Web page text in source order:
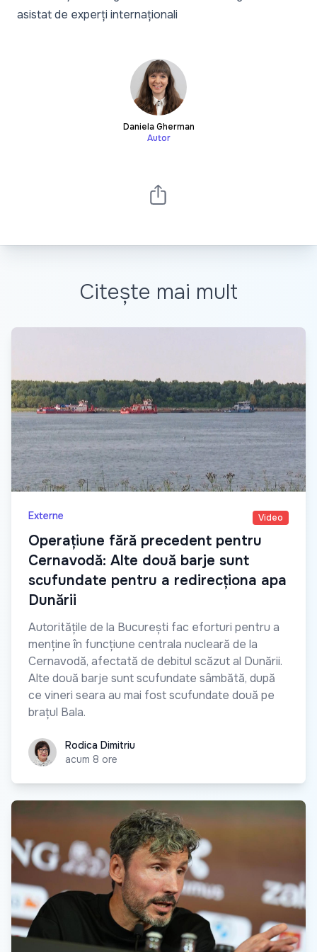
asistat de experți internaționali
Daniela Gherman
Autor
Citește mai mult
Externe Video
Operațiune fără precedent pentru
Cernavodă: Alte două barje sunt
scufundate pentru a redirecționa apa
Dunării
Autoritățile de la București fac eforturi pentru a
menține în funcțiune centrala nucleară de la
Cernavodă, afectată de debitul scăzut al Dunării.
Alte două barje sunt scufundate sâmbătă, după
ce vineri seara au mai fost scufundate două pe
brațul Bala.
Rodica Dimitriu
Rodica Dimitriu
acum 8 ore